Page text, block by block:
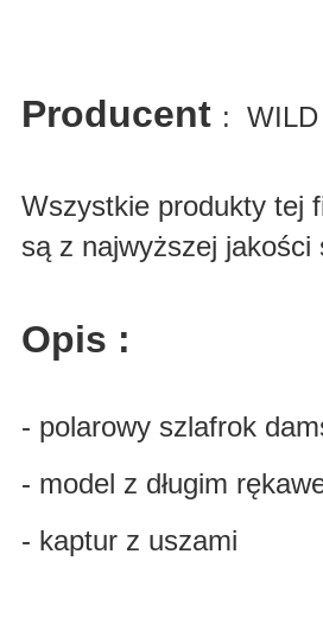
Producent : WILD
Wszystkie produkty tej
są z najwyższej jakości
Opis :
- polarowy szlafrok
- model z długim
- kaptur z uszami